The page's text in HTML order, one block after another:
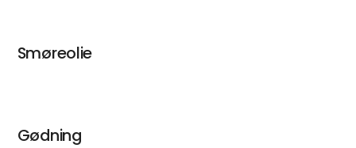
Smøreolie
Gødning